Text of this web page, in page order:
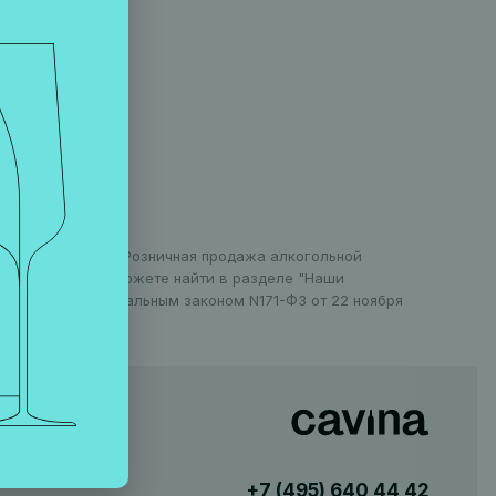
в Москве. Розничная продажа алкогольной
вы можете найти в разделе "Наши
Федеральным законом N171-ФЗ от 22 ноября
+7 (495) 640 44 42